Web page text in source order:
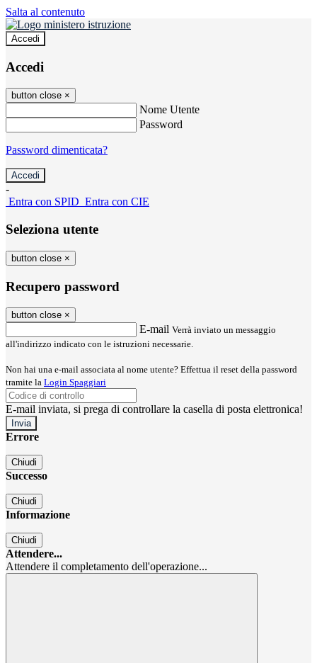
Salta al contenuto
Accedi
Accedi
button close ×
Nome Utente
Password
Password dimenticata?
-
Entra con SPID Entra con CIE
Seleziona utente
button close ×
Recupero password
button close ×
E-mail Verrà inviato un messaggio
all'indirizzo indicato con le istruzioni necessarie.
Non hai una e-mail associata al nome utente? Effettua il reset della password
tramite la Login Spaggiari
E-mail inviata, si prega di controllare la casella di posta elettronica!
Errore
Chiudi
Successo
Chiudi
Informazione
Chiudi
Attendere...
Attendere il completamento dell'operazione...